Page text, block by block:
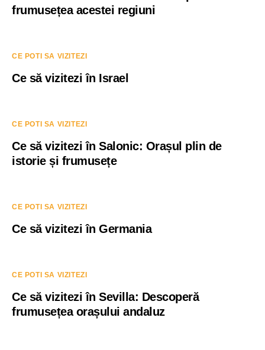
frumusețea acestei regiuni
CE POTI SA VIZITEZI
Ce să vizitezi în Israel
CE POTI SA VIZITEZI
Ce să vizitezi în Salonic: Orașul plin de
istorie și frumusețe
CE POTI SA VIZITEZI
Ce să vizitezi în Germania
CE POTI SA VIZITEZI
Ce să vizitezi în Sevilla: Descoperă
frumusețea orașului andaluz